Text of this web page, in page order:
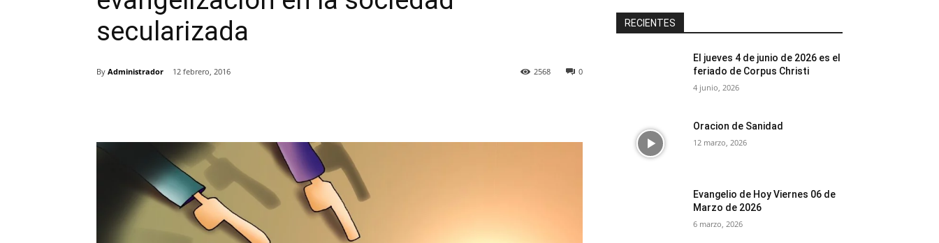
secularizada
By Administrador 12 febrero, 2016 0
2568
RECIENTES
El jueves 4 de junio de 2026 es el
feriado de Corpus Christi
4 junio, 2026
Oracion de Sanidad
12 marzo, 2026
Evangelio de Hoy Viernes 06 de
Marzo de 2026
6 marzo, 2026